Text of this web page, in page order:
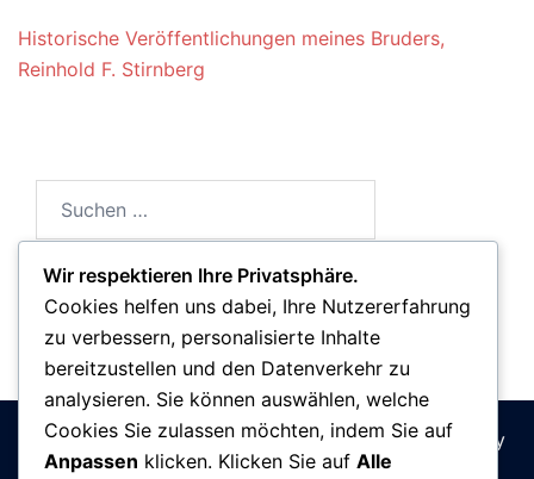
Historische Veröffentlichungen meines Bruders,
Reinhold F. Stirnberg
© 2026 : stirnberg.net. Stolz präsentiert vonSydney
Wir respektieren Ihre Privatsphäre.
Cookies helfen uns dabei, Ihre Nutzererfahrung
zu verbessern, personalisierte Inhalte
bereitzustellen und den Datenverkehr zu
analysieren. Sie können auswählen, welche
Cookies Sie zulassen möchten, indem Sie auf
Anpassen klicken. Klicken Sie auf Alle